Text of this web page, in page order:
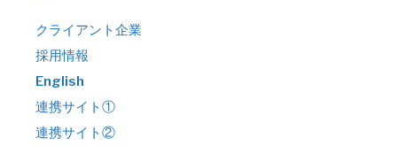
クライアント企業
採用情報
English
連携サイト①
連携サイト②